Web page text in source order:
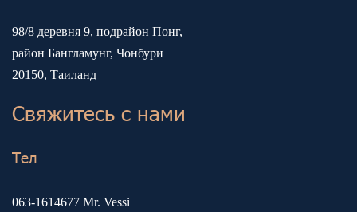
98/8 деревня 9, подрайон Понг,
район Бангламунг, Чонбури
20150, Таиланд
Свяжитесь с нами
Тел
063-1614677 Mr. Vessi